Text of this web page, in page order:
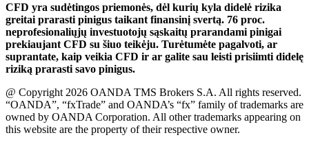
CFD yra sudėtingos priemonės, dėl kurių kyla didelė rizika
greitai prarasti pinigus taikant finansinį svertą. 76 proc.
neprofesionaliųjų investuotojų sąskaitų prarandami pinigai
prekiaujant CFD su šiuo teikėju. Turėtumėte pagalvoti, ar
suprantate, kaip veikia CFD ir ar galite sau leisti prisiimti didelę
riziką prarasti savo pinigus.
@ Copyright 2026 OANDA TMS Brokers S.A. All rights reserved.
“OANDA”, “fxTrade” and OANDA’s “fx” family of trademarks are
owned by OANDA Corporation. All other trademarks appearing on
this website are the property of their respective owner.